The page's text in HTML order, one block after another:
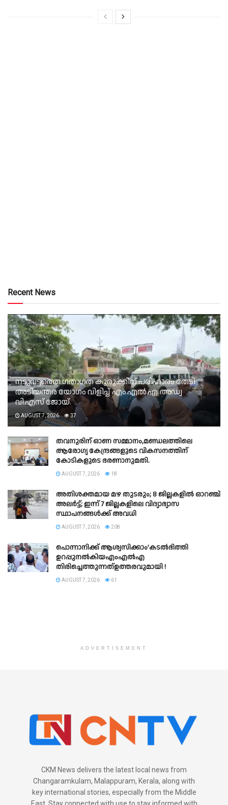
Recent News
നടുവട്ടത്തെ ഗതാഗത കുരുക്കിന് പരിഹാരം തേടി
അടിയന്തര യോഗം വിളിച്ച് എം.എൽ.എ അഡ്വ
വി.എസ് ജോയ്.
AUGUST 7, 2026 37
തവനുരിന് ഓണ സമ്മാനം,മണ്ഡലത്തിലെ
ആരോഗ്യ കേന്ദ്രങ്ങളുടെ വികസനത്തിന്
കോടികളുടെ ഭരണാനുമതി.
AUGUST 7, 2026 18
അതിശക്തമായ മഴ തുടരും; 8 ജില്ലകളില്‍ ഓറഞ്ച്
അലര്‍ട്ട്; ഇന്ന് 7 ജില്ലകളിലെ വിദ്യാഭ്യാസ
സ്ഥാപനങ്ങള്‍ക്ക് അവധി
AUGUST 7, 2026 208
പൊന്നാനിക്ക് ആശ്വസിക്കാം’കടൽഭിത്തി
ഉറപ്പുനൽകിയഎംഎൽഎ
തിരിച്ചെത്തുന്നത്ഉത്തരവുമായി !
AUGUST 7, 2026 61
ADVERTISEMENT
CKM News delivers the latest local news from
Changaramkulam, Malappuram, Kerala, along with
key international stories, especially from the Middle